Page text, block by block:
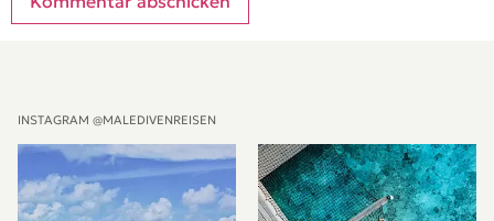
INSTAGRAM @MALEDIVENREISEN